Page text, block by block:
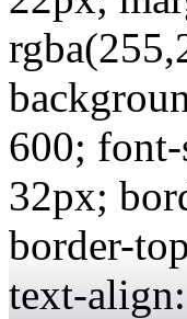
600;
32px;
border-
text-